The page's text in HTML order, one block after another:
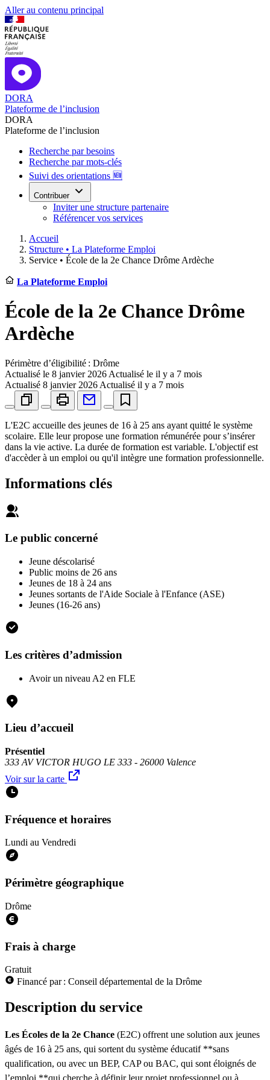
Aller au contenu principal
DORA
Plateforme de l’inclusion
DORA
Plateforme de l’inclusion
Recherche par besoins
Recherche par mots-clés
Suivi des orientations 🆕
Contribuer
Inviter une structure partenaire
Référencer vos services
Accueil
Structure • La Plateforme Emploi
Service • École de la 2e Chance Drôme Ardèche
La Plateforme Emploi
École de la 2e Chance Drôme
Ardèche
Périmètre d’éligibilité : Drôme
Actualisé le 8 janvier 2026 Actualisé le il y a 7 mois
Actualisé 8 janvier 2026 Actualisé il y a 7 mois
L'E2C accueille des jeunes de 16 à 25 ans ayant quitté le système
scolaire. Elle leur propose une formation rémunérée pour s’insérer
dans la vie active. La durée de formation est variable. L'objectif est
d'accèder à un emploi ou qu'il intègre une formation professionnelle.
Informations clés
Le public concerné
Jeune déscolarisé
Public moins de 26 ans
Jeunes de 18 à 24 ans
Jeunes sortants de l'Aide Sociale à l'Enfance (ASE)
Jeunes (16-26 ans)
Les critères d’admission
Avoir un niveau A2 en FLE
Lieu d’accueil
Présentiel
333 AV VICTOR HUGO LE 333 - 26000 Valence
Voir sur la carte
Fréquence et horaires
Lundi au Vendredi
Périmètre géographique
Drôme
Frais à charge
Gratuit
Financé par : Conseil départemental de la Drôme
Description du service
Les Écoles de la 2e Chance (E2C) offrent une solution aux jeunes
âgés de 16 à 25 ans, qui sortent du système éducatif **sans
qualification, ou avec un BEP, CAP ou BAC, qui sont éloignés de